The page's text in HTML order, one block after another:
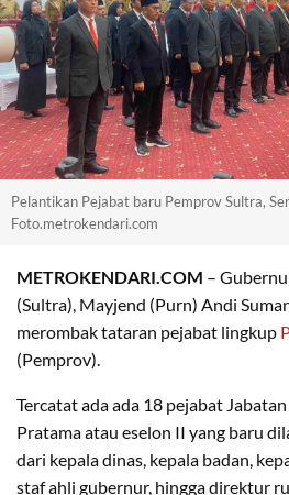
Pelantikan Pejabat baru Pemprov Sultra,
Foto.metrokendari.com
METROKENDARI.COM –
(Sultra), Mayjend (Purn) Andi
merombak tataran pejabat lingkup
(Pemprov).
Tercatat ada ada 18 pejabat
Pratama atau eselon II yang baru
dari kepala dinas, kepala badan,
staf ahli gubernur, hingga direktur